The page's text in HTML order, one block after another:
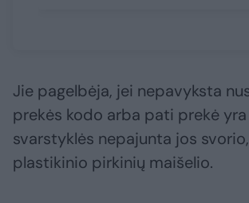
Jie pagelbėja, jei nepavyksta
prekės kodo arba pati prekė
svarstyklės nepajunta jos
plastikinio pirkinių maišelio.